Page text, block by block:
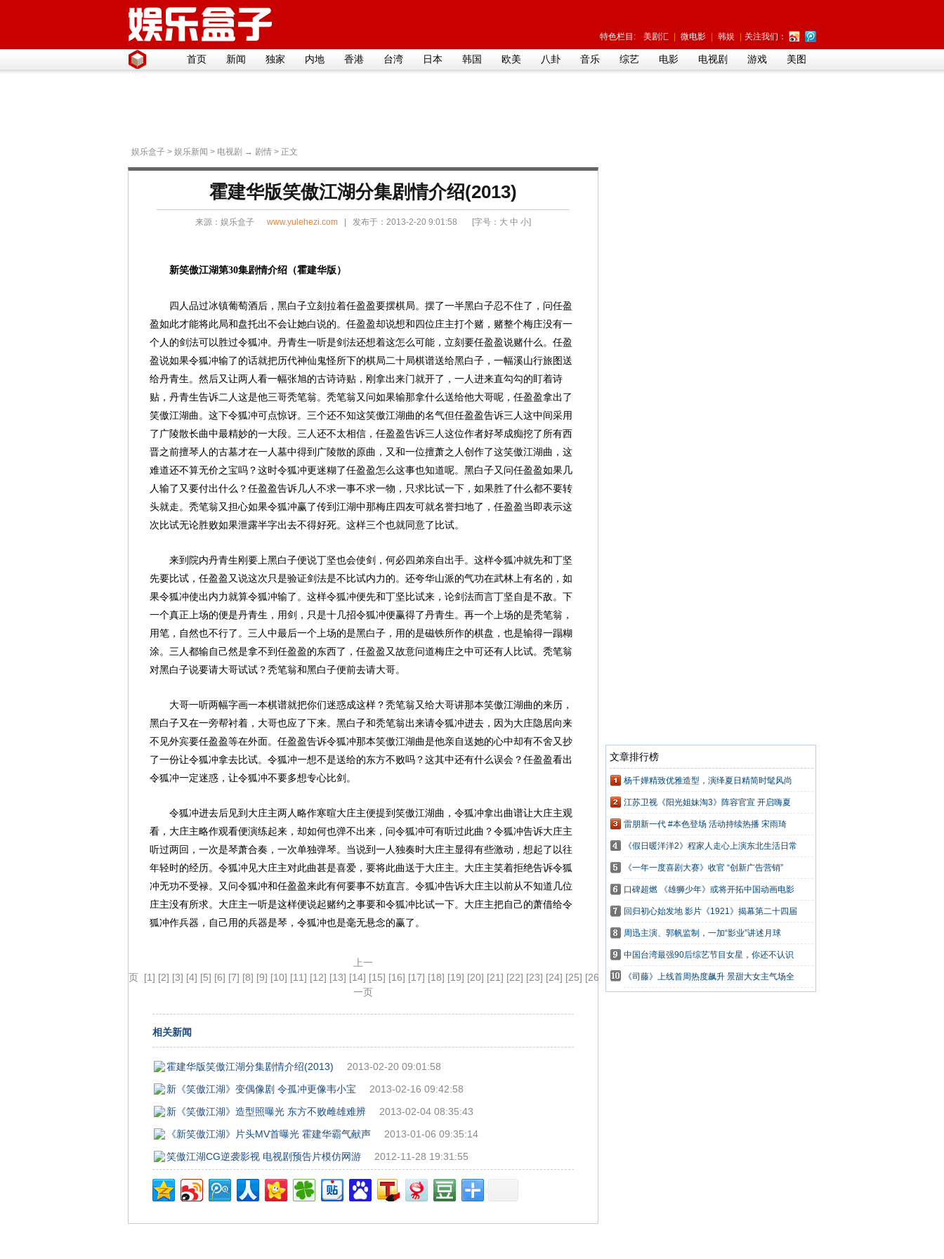
特色栏目: 美剧汇 微电影 韩娱 关注我们：
首页 新闻 独家 内地 香港 台湾 日本 韩国 欧美 八卦 音乐 综艺 电影 电视剧 游戏 美图
娱乐盒子 > 娱乐新闻 > 电视剧 → 剧情 > 正文
霍建华版笑傲江湖分集剧情介绍(2013)
来源： 娱乐盒子 www.yulehezi.com | 发布于：2013-2-20 9:01:58 [字号： 大 中 小]
新笑傲江湖第30集剧情介绍（霍建华版）
四人品过冰镇葡萄酒后，黑白子立刻拉着任盈盈要摆棋局。摆了一半黑白子忍不住了，问任盈
盈如此才能将此局和盘托出不会让她白说的。任盈盈却说想和四位庄主打个赌，赌整个梅庄没有一
个人的剑法可以胜过令狐冲。丹青生一听是剑法还想着这怎么可能，立刻要任盈盈说赌什么。任盈
盈说如果令狐冲输了的话就把历代神仙鬼怪所下的棋局二十局棋谱送给黑白子，一幅溪山行旅图送
给丹青生。然后又让两人看一幅张旭的古诗诗贴，刚拿出来门就开了，一人进来直勾勾的盯着诗
贴，丹青生告诉二人这是他三哥秃笔翁。秃笔翁又问如果输那拿什么送给他大哥呢，任盈盈拿出了
笑傲江湖曲。这下令狐冲可点惊讶。三个还不知这笑傲江湖曲的名气但任盈盈告诉三人这中间采用
了广陵散长曲中最精妙的一大段。三人还不太相信，任盈盈告诉三人这位作者好琴成痴挖了所有西
晋之前擅琴人的古墓才在一人墓中得到广陵散的原曲，又和一位擅萧之人创作了这笑傲江湖曲，这
难道还不算无价之宝吗？这时令狐冲更迷糊了任盈盈怎么这事也知道呢。黑白子又问任盈盈如果几
人输了又要付出什么？任盈盈告诉几人不求一事不求一物，只求比试一下，如果胜了什么都不要转
头就走。秃笔翁又担心如果令狐冲赢了传到江湖中那梅庄四友可就名誉扫地了，任盈盈当即表示这
次比试无论胜败如果泄露半字出去不得好死。这样三个也就同意了比试。
来到院内丹青生刚要上黑白子便说丁坚也会使剑，何必四弟亲自出手。这样令狐冲就先和丁坚
先要比试，任盈盈又说这次只是验证剑法是不比试内力的。还夸华山派的气功在武林上有名的，如
果令狐冲使出内力就算令狐冲输了。这样令狐冲便先和丁坚比试来，论剑法而言丁坚自是不敌。下
一个真正上场的便是丹青生，用剑，只是十几招令狐冲便赢得了丹青生。再一个上场的是秃笔翁，
用笔，自然也不行了。三人中最后一个上场的是黑白子，用的是磁铁所作的棋盘，也是输得一蹋糊
涂。三人都输自己然是拿不到任盈盈的东西了，任盈盈又故意问道梅庄之中可还有人比试。秃笔翁
对黑白子说要请大哥试试？秃笔翁和黑白子便前去请大哥。
大哥一听两幅字画一本棋谱就把你们迷惑成这样？秃笔翁又给大哥讲那本笑傲江湖曲的来历，
黑白子又在一旁帮衬着，大哥也应了下来。黑白子和秃笔翁出来请令狐冲进去，因为大庄隐居向来
不见外宾要任盈盈等在外面。任盈盈告诉令狐冲那本笑傲江湖曲是他亲自送她的心中却有不舍又抄
了一份让令狐冲拿去比试。令狐冲一想不是送给的东方不败吗？这其中还有什么误会？任盈盈看出
令狐冲一定迷惑，让令狐冲不要多想专心比剑。
令狐冲进去后见到大庄主两人略作寒暄大庄主便提到笑傲江湖曲，令狐冲拿出曲谱让大庄主观
看，大庄主略作观看便演练起来，却如何也弹不出来，问令狐冲可有听过此曲？令狐冲告诉大庄主
听过两回，一次是琴萧合奏，一次单独弹琴。当说到一人独奏时大庄主显得有些激动，想起了以往
年轻时的经历。令狐冲见大庄主对此曲甚是喜爱，要将此曲送于大庄主。大庄主笑着拒绝告诉令狐
冲无功不受禄。又问令狐冲和任盈盈来此有何要事不妨直言。令狐冲告诉大庄主以前从不知道几位
庄主没有所求。大庄主一听是这样便说起赌约之事要和令狐冲比试一下。大庄主把自己的萧借给令
狐冲作兵器，自己用的兵器是琴，令狐冲也是毫无悬念的赢了。
上一
页 [1] [2] [3] [4] [5] [6] [7] [8] [9] [10] [11] [12] [13] [14] [15] [16] [17] [18] [19] [20] [21] [22] [23] [24] [25] [26] [27] [28] [29] [30] [31] 下
一页
相关新闻
霍建华版笑傲江湖分集剧情介绍(2013)
2013-02-20 09:01:58
新《笑傲江湖》变偶像剧 令孤冲更像韦小宝
2013-02-16 09:42:58
新《笑傲江湖》造型照曝光 东方不败雌雄难辨
2013-02-04 08:35:43
《新笑傲江湖》片头MV首曝光 霍建华霸气献声
2013-01-06 09:35:14
笑傲江湖CG逆袭影视 电视剧预告片模仿网游
2012-11-28 19:31:55